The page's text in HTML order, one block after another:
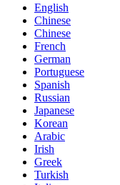
English
Chinese
Chinese
French
German
Portuguese
Spanish
Russian
Japanese
Korean
Arabic
Irish
Greek
Turkish